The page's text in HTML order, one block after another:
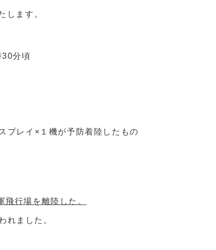
します。
30分頃
プレイ×１機が予防着陸したもの
行場を離陸した。
れました。